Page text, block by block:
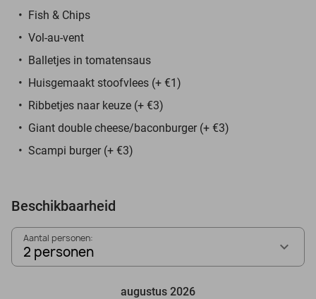
Fish & Chips
Vol-au-vent
Balletjes in tomatensaus
Huisgemaakt stoofvlees (+ €1)
Ribbetjes naar keuze (+ €3)
Giant double cheese/baconburger (+ €3)
Scampi burger (+ €3)
Beschikbaarheid
Aantal personen:
2 personen
augustus 2026